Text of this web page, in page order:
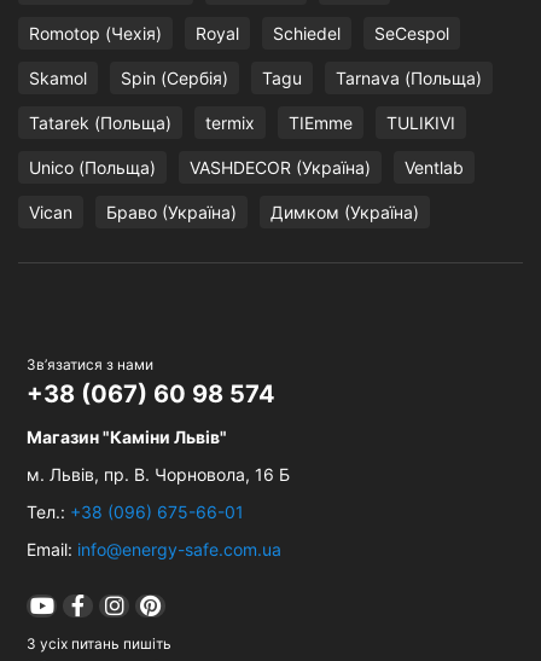
Romotop (Чехія) Royal Schiedel SeCespol
Skamol Spin (Сербія) Tagu Tarnava (Польща)
Tatarek (Польща) termix TIEmme TULIKIVI
Unico (Польща) VASHDECOR (Україна) Ventlab
Vican Браво (Україна) Димком (Україна)
Зв’язатися з нами
+38 (067) 60 98 574
Магазин "Каміни Львів"
м. Львів, пр. В. Чорновола, 16 Б
Тел.: +38 (096) 675-66-01
Email: info@energy-safe.com.ua
З усіх питань пишіть